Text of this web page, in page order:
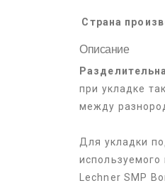
Страна
Описание
при укладке
между
Для укладки
Lechner SMP